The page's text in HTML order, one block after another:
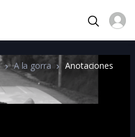
A la gorra
Anotaciones